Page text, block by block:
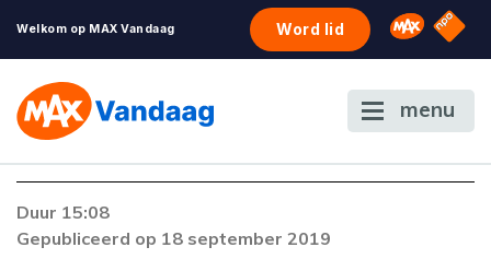
Welkom op MAX Vandaag Word lid Omroep
NPO
menu
Duur 15:08
Gepubliceerd op 18 september 2019